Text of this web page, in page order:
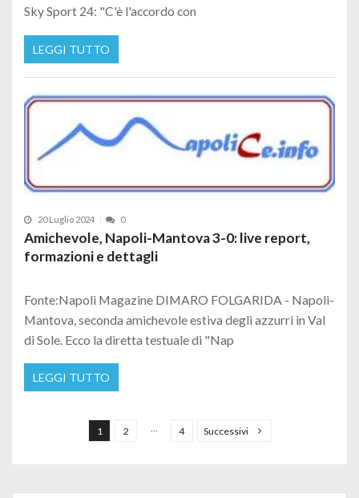
Sky Sport 24: "C'è l'accordo con
LEGGI TUTTO
20 Luglio 2024 0
Amichevole, Napoli-Mantova 3-0: live report,
formazioni e dettagli
Fonte:Napoli Magazine DIMARO FOLGARIDA - Napoli-
Mantova, seconda amichevole estiva degli azzurri in Val
di Sole. Ecco la diretta testuale di "Nap
LEGGI TUTTO
1 2 4 Successivi